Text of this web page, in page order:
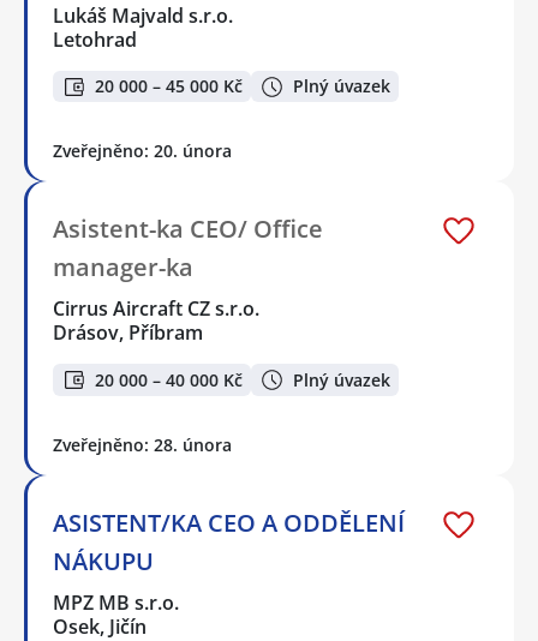
Lukáš Majvald s.r.o.
Letohrad
20 000 – 45 000 Kč Plný úvazek
Zveřejněno: 20. února
Asistent-ka CEO/ Office
manager-ka
Cirrus Aircraft CZ s.r.o.
Drásov, Příbram
20 000 – 40 000 Kč Plný úvazek
Zveřejněno: 28. února
ASISTENT/KA CEO A ODDĚLENÍ
NÁKUPU
MPZ MB s.r.o.
Osek, Jičín